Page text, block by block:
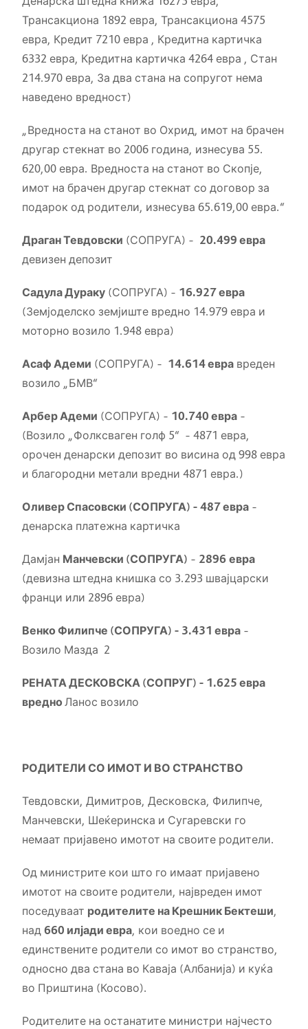
Трансакциона 1892 евра, Трансакциона 4575
евра, Кредит 7210 евра , Кредитна картичка
6332 евра, Кредитна картичка 4264 евра , Стан
214.970 евра, За два стана на сопругот нема
наведено вредност)
„Вредноста на станот во Охрид, имот на брачен
другар стекнат во 2006 година, изнесува 55.
620,00 евра. Вредноста на станот во Скопје,
имот на брачен другар стекнат со договор за
подарок од родители, изнесува 65.619,00 евра.“
Драган Тевдовски (СОПРУГА) – 20.499 евра
девизен депозит
Садула Дураку (СОПРУГА) – 16.927 евра
(Земјоделско земјиште вредно 14.979 евра и
моторно возило 1.948 евра)
Асаф Адеми (СОПРУГА) – 14.614 евра вреден
возило „БМВ“
Арбер Адеми (СОПРУГА) – 10.740 евра –
(Возило „Фолксваген голф 5“ – 4871 евра,
орочен денарски депозит во висина од 998 евра
и благородни метали вредни 4871 евра.)
Оливер Спасовски (СОПРУГА) – 487 евра –
денарска платежна картичка
Дамјан Манчевски (СОПРУГА) – 2896 евра
(девизна штедна книшка со 3.293 швајцарски
франци или 2896 евра)
Венко Филипче (СОПРУГА) – 3.431 евра –
Возило Мазда 2
РЕНАТА ДЕСКОВСКА (СОПРУГ) – 1.625 евра
вредно Ланос возило
РОДИТЕЛИ СО ИМОТ И ВО СТРАНСТВО
Тевдовски, Димитров, Десковска, Филипче,
Манчевски, Шеќеринска и Сугаревски го
немаат пријавено имотот на своите родители.
Од министрите кои што го имаат пријавено
имотот на своите родители, највреден имот
поседуваат родителите на Крешник Бектеши,
над 660 илјади евра, кои воедно се и
единствените родители со имот во странство,
односно два стана во Каваја (Албанија) и куќа
во Приштина (Косово).
Родителите на останатите министри најчесто